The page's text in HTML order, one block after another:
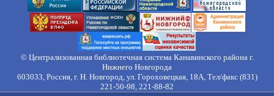
© Централизованная библиотечная система Канавинского района г.
Нижнего Новгорода
603033, Россия, г. Н. Новгород, ул. Гороховецкая, 18А, Тел/факс (831)
221-50-98, 221-88-82